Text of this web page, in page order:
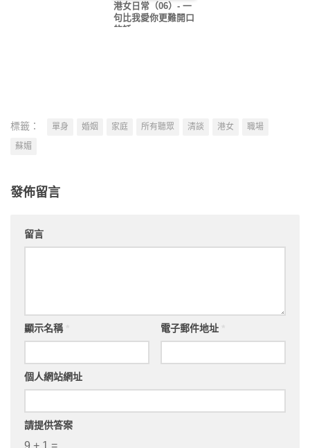
港女日常（06）- 一
句比我愛你更難開口
的話
標籤： 單身 婚姻 家庭 所有聽眾 清談 港女
職場
蘇媚
發佈留言
留言
顯示名稱 電子郵件地址
個人網站網址
請提供答案